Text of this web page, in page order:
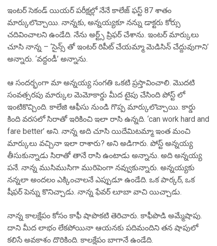
ఇంటర్ సెకండ్ యియర్ పరీక్షల్లో నేనే కాలేజ్ ఫస్ట్ 87 శాతం
మార్కులొచ్చాయి. నాన్నకు, అన్నయ్యకూ నన్ను డాక్టరు కోర్సు
చదివించాలని ఉండేది. నేను అర్ట్స్ ప్రిఫర్ చేశాను. ఇంటర్ మార్కులు
చూసి నాన్న – ‘సైన్స్ తో ఇంటర్ రిపీట్ చేయమ్మా మెడిసిన్ చేద్దువుగాని’
అన్నారు. ‘వద్దండీ’ అన్నాను.
ఆ సందర్భంగా మా అన్నయ్య సంగతి ఒకటి ప్రస్తావించాలి. మొదటి
సంవత్సరపు మార్కుల మెమోకార్డు మీద టైపు చేసింది పోస్ట్ లో
ఇంటికొచ్చింది. కాలేజి ఆఫీసు నుండి గొప్ప మార్కులొచ్చాయి. కార్డు
కింది వరసలో సిరాతో ఇరికించి ఇలా రాసి ఉన్నది. ‘can work hard and
fare better’ అని. నాన్న అది చూసి యిదేమిటమ్మా ఇంత మంచి
మార్కులు వచ్చినా ఇలా రాశారు? అని అడిగారు. పోస్ట్ అన్నయ్య
తీసుకున్నాడు సిరాతో తానే రాసి ఉంటాడు అన్నాను. అది అన్నయ్య
పనే. నాన్న ముసిముసిగా మురిపెంగా నవ్వుకున్నారు. అన్నయ్యకు
నన్నలా అందలం ఎక్కించాలనే ఎప్పుడూ ఉండేది. ఒక పార్కర్, ఒక
షీఫర్ పెన్ను కొనిచ్చాడు. నాన్న ఫేవర్ లూబా వాచి యిచ్చాడు.
నాన్న కాలక్షేపం కోసం కాఫీ షాపొకటి తెరిచారు. కాఫీపొడి అమ్మేషాపు.
దాని మీద లాభం లేకపోయినా ఆయనకు పదిమందిని తన షాపులో
కలిసే అవకాశం దొరికింది. కాలక్షేపం బాగానే ఉండేది.